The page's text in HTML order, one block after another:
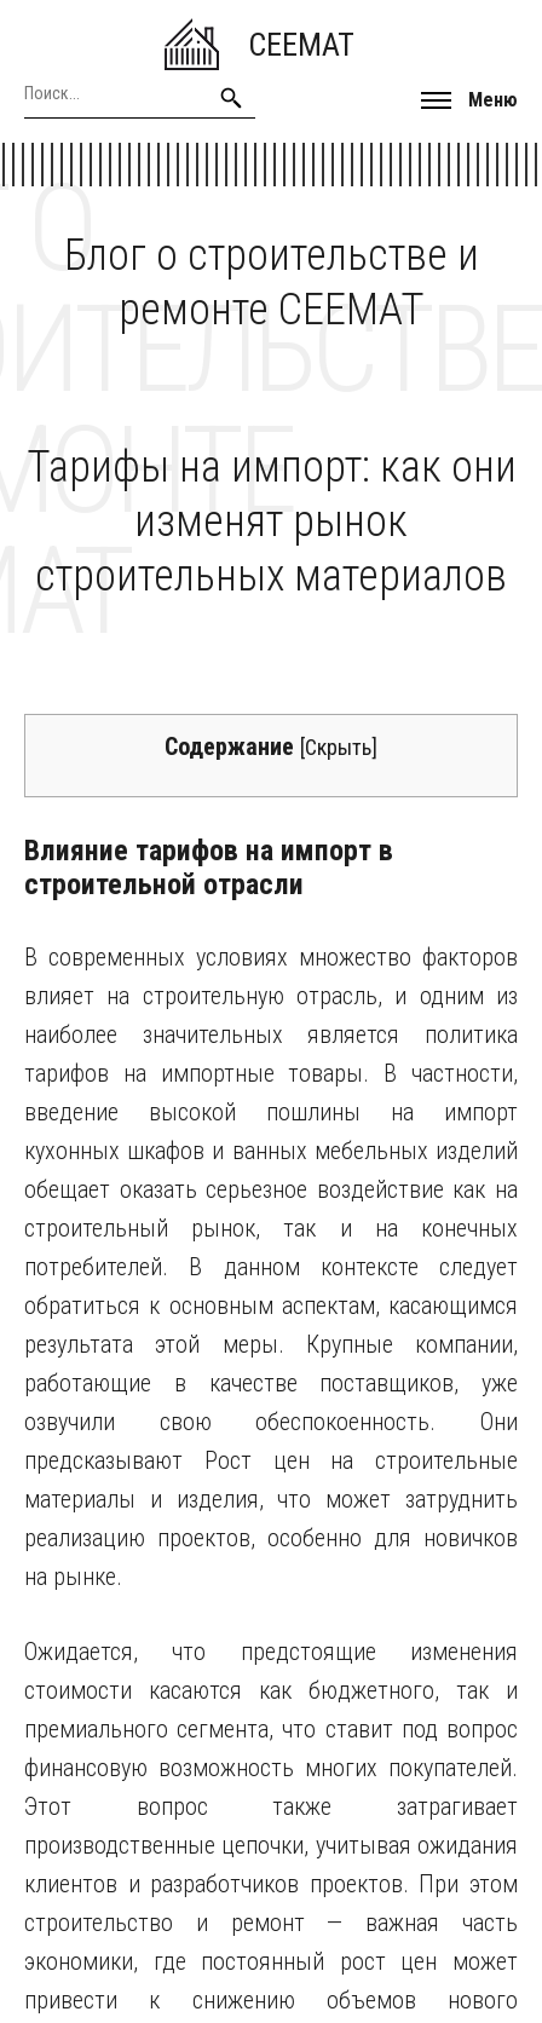
CEEMAT
Меню
Блог о строительстве и
ремонте CEEMAT
О
Тарифы на импорт: как они
изменят рынок
строительных материалов
Содержание [Скрыть]
Влияние тарифов на импорт в
строительной отрасли
В современных условиях множество факторов
влияет на строительную отрасль, и одним из
наиболее значительных является политика
тарифов на импортные товары. В частности,
введение высокой пошлины на импорт
кухонных шкафов и ванных мебельных изделий
обещает оказать серьезное воздействие как на
строительный рынок, так и на конечных
потребителей. В данном контексте следует
обратиться к основным аспектам, касающимся
результата этой меры. Крупные компании,
работающие в качестве поставщиков, уже
озвучили свою обеспокоенность. Они
предсказывают Рост цен на строительные
материалы и изделия, что может затруднить
реализацию проектов, особенно для новичков
на рынке.
Ожидается, что предстоящие изменения
стоимости касаются как бюджетного, так и
премиального сегмента, что ставит под вопрос
финансовую возможность многих покупателей.
Этот вопрос также затрагивает
производственные цепочки, учитывая ожидания
клиентов и разработчиков проектов. При этом
строительство и ремонт — важная часть
экономики, где постоянный рост цен может
привести к снижению объемов нового